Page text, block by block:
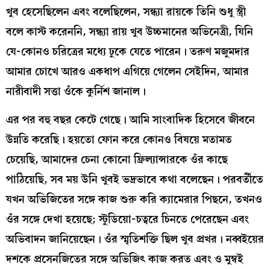
খুব হেসেছিলেন এবং বলেছিলেন, সন্ধ্যা রায়কে তিনি শুধু স্ত্রী
বলে কাস্ট করেননি, সন্ধ্যা রায় খুব উচ্চমানের অভিনেত্রী, যিনি
যে-কোনও চরিত্রের মধ্যে ঢুকে যেতে পারেন। তরুণ মজুমদার
আমার চোখে আরও একধাপ এগিয়ে গেলেন সেইদিন, আমার
নারীবাদী সত্তা ওঁকে কুর্নিশ জানাল।
এর পর বহু বছর কেটে গেছে। আমি সাংবাদিক হিসেবে জীবনে
উন্নতি করেছি। হয়তো ফোন করে কোনও বিষয়ে মতামত
চেয়েছি, আমাদের চেনা কোনো ফ্রিল্যান্সারকে ওঁর কাছে
পাঠিয়েছি, সব ময় উনি খুবই ভদ্রভাবে কথা বলেছেন। পরবর্তীতে
যখন অভিজিতের সঙ্গে কাজ শুরু করি ক্যামেরার পিছনে, তখনও
ওঁর সঙ্গে দেখা হয়েছে; স্টুডিয়ো-চত্বরে চিনতে পেরেছেন এবং
অভিবাদন জানিয়েছেন। ওঁর স্মৃতিশক্তি ছিল খুব প্রখর। নব্বইয়ের
দশকে প্রসেনজিতের সঙ্গে অভিজিৎ কাজ করত এবং ও মুম্বই